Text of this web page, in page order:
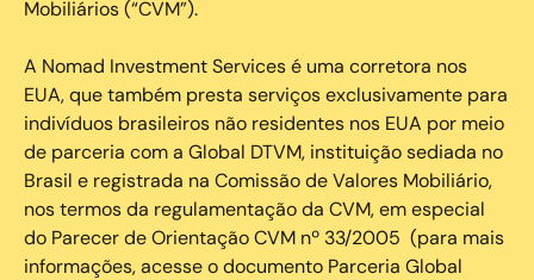
Mobiliários (“CVM”).
‍A Nomad Investment Services é uma corretora nos
EUA, que também presta serviços exclusivamente para
indivíduos brasileiros não residentes nos EUA por meio
de parceria com a Global DTVM, instituição sediada no
Brasil e registrada na Comissão de Valores Mobiliário,
nos termos da regulamentação da CVM, em especial
do Parecer de Orientação CVM nº 33/2005 (para mais
informações, acesse o documento Parceria Global